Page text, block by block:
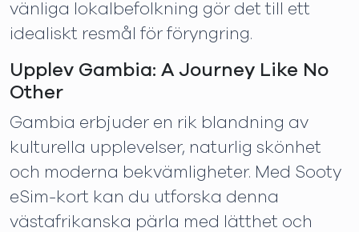
vänliga lokalbefolkning gör det till ett
idealiskt resmål för föryngring.
Upplev Gambia: A Journey Like No
Other
Gambia erbjuder en rik blandning av
kulturella upplevelser, naturlig skönhet
och moderna bekvämligheter. Med Sooty
eSim-kort kan du utforska denna
västafrikanska pärla med lätthet och